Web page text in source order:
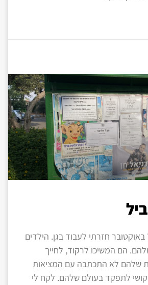
שבועיים אחרי ה7 באוקטובר חזרתי לעבוד בגן. הילדים
הם המשיכו לרקוד, לחייך
שלהם לא התכתבה עם המציאות
קושי לתפקד בעולם שלהם. לקח לי